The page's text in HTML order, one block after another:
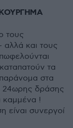
τους
αλλά και τους
τα
στα
24ωρης δράσης
!
είναι συνεργοί